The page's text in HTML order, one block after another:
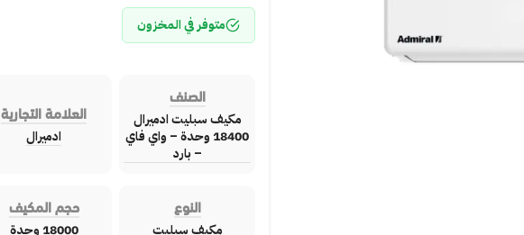
متوفر في المخزون
الصنف
مكيف سبليت ادميرال
18400 وحدة – واي فاي
– بارد
العلامة التجارية
ادميرال
النوع
مكيف سبليت
حجم المكيف
18000 وحدة